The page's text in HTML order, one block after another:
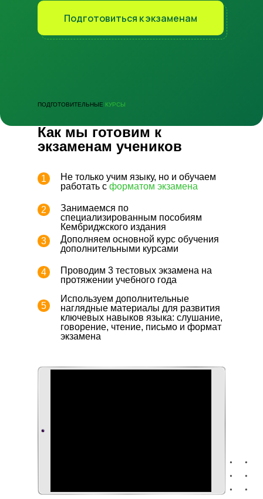
Подготовиться к экзаменам
Проводим 3 тестовых экзамена на
протяжении учебного года
4
Дополняем основной курс обучения
дополнительными курсами
3
Занимаемся по
специализированным пособиям
Кембриджского издания
2
Не только учим языку, но и обучаем
работать с форматом экзамена
1
Как мы готовим к
экзаменам учеников
ПОДГОТОВИТЕЛЬНЫЕ КУРСЫ
Используем дополнительные
наглядные материалы для развития
ключевых навыков языка: слушание,
говорение, чтение, письмо и формат
экзамена
5